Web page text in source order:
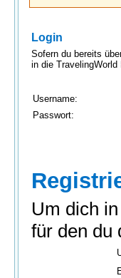
Login
Sofern du bereits
in die
Username:
Passwort:
Um dich
für den du